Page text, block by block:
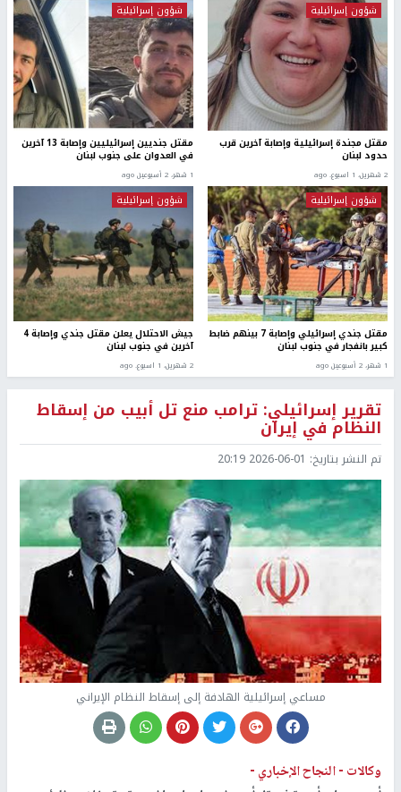
شؤون إسرائيلية
مقتل مجندة إسرائيلية وإصابة آخرين قرب
حدود لبنان
2 شهرين، 1 اسبوع. ago
شؤون إسرائيلية
مقتل جنديين إسرائيليين وإصابة 13 آخرين
في العدوان على جنوب لبنان
1 شهر، 2 أسبوعين ago
شؤون إسرائيلية
مقتل جندي إسرائيلي وإصابة 7 بينهم ضابط
كبير بانفجار في جنوب لبنان
1 شهر، 2 أسبوعين ago
شؤون إسرائيلية
جيش الاحتلال يعلن مقتل جندي وإصابة 4
آخرين في جنوب لبنان
2 شهرين، 1 اسبوع. ago
تقرير إسرائيلي: ترامب منع تل أبيب من إسقاط
النظام في إيران
تم النشر بتاريخ: 2026-06-01 20:19
مساعي إسرائيلية الهادفة إلى إسقاط النظام الإيراني
وكالات -النجاح الإخباري -